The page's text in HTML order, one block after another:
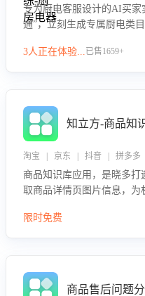
专为厨电客服设计的AI买家
通”，立刻生成专属厨电类
景应对技巧！
3人正在体验...已售1659+
知立方-商品知
淘宝 | 京东 | 抖音 | 拼多多
商品知识库应用，是晓多
取商品详情页图片信息，为
限时免费
商品售后问题